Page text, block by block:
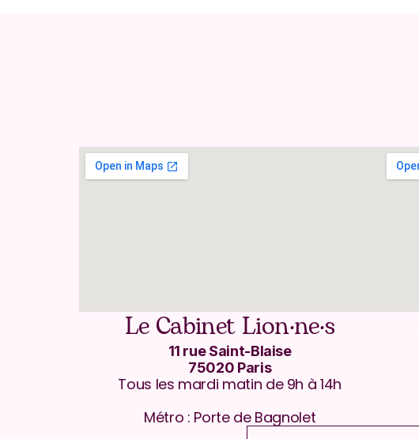
Le Cabinet Lion·ne·s
11 rue Saint-Blaise
75020 Paris
Tous les mardi matin de 9h à 14h
Métro : Porte de Bagnolet